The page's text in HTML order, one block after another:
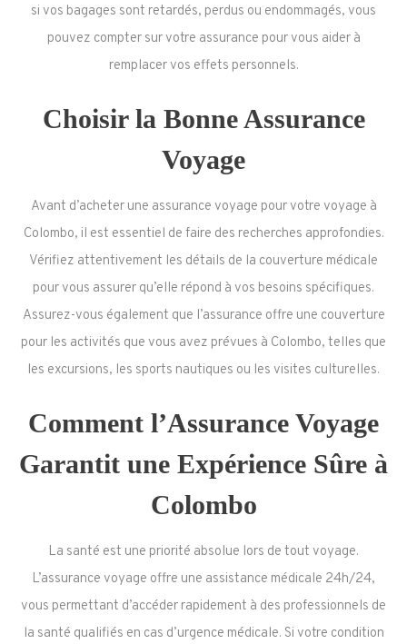
si vos bagages sont retardés, perdus ou endommagés, vous
pouvez compter sur votre assurance pour vous aider à
remplacer vos effets personnels.
Choisir la Bonne Assurance
Voyage
Avant d’acheter une assurance voyage pour votre voyage à
Colombo, il est essentiel de faire des recherches approfondies.
Vérifiez attentivement les détails de la couverture médicale
pour vous assurer qu’elle répond à vos besoins spécifiques.
Assurez-vous également que l’assurance offre une couverture
pour les activités que vous avez prévues à Colombo, telles que
les excursions, les sports nautiques ou les visites culturelles.
Comment l’Assurance Voyage
Garantit une Expérience Sûre à
Colombo
La santé est une priorité absolue lors de tout voyage.
L’assurance voyage offre une assistance médicale 24h/24,
vous permettant d’accéder rapidement à des professionnels de
la santé qualifiés en cas d’urgence médicale. Si votre condition